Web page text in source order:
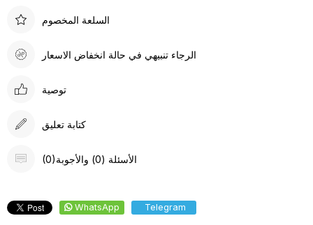
السلعة المخصوم
الرجاء تنبيهي في حالة انخفاض الاسعار
توصية
كتابة تعليق
(0)الأسئلة (0) والأجوبة
WhatsApp Telegram